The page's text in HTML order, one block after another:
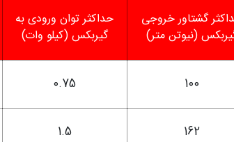
گشتاور خروجی
(نیوتن متر)
حداکثر توان ورودی به
گیربکس (کیلو وات)
100
0.75
162
1.5